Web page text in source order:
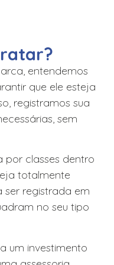
entendemos
que ele esteja
registramos sua
sem
por classes dentro
totalmente
ser registrada em
no seu tipo
um investimento